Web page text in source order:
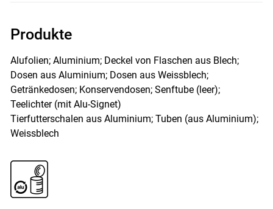
Produkte
Alufolien; Aluminium; Deckel von Flaschen aus Blech;
Dosen aus Aluminium; Dosen aus Weissblech;
Getränkedosen; Konservendosen; Senftube (leer);
Teelichter (mit Alu-Signet)
Tierfutterschalen aus Aluminium; Tuben (aus Aluminium);
Weissblech